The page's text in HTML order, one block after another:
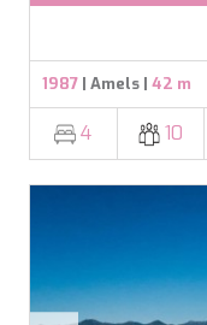
1987 | Amels | 42 m
4 10
CALA DI LUNA
CALMA
CALYPSO I
CANER IV
CARPE DIEM
CATCH ME